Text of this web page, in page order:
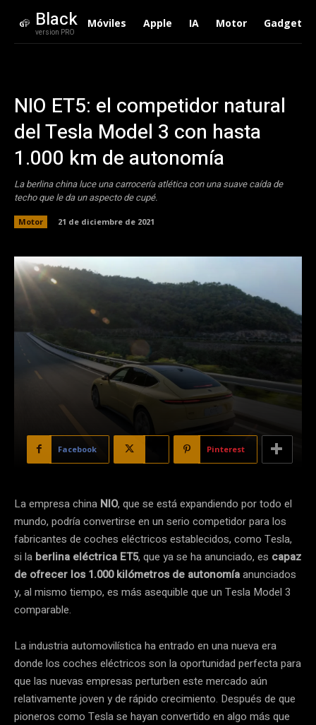
Black
version PRO
Móviles Apple IA Motor Gadgets
NIO ET5: el competidor natural
del Tesla Model 3 con hasta
1.000 km de autonomía
La berlina china luce una carrocería atlética con una suave caída de
techo que le da un aspecto de cupé.
Motor 21 de diciembre de 2021
Facebook Pinterest
La empresa china NIO, que se está expandiendo por todo el
mundo, podría convertirse en un serio competidor para los
fabricantes de coches eléctricos establecidos, como Tesla,
si la berlina eléctrica ET5, que ya se ha anunciado, es capaz
de ofrecer los 1.000 kilómetros de autonomíaanunciados
y, al mismo tiempo, es más asequible que un Tesla Model 3
comparable.
La industria automovilística ha entrado en una nueva era
donde los coches eléctricos son la oportunidad perfecta para
que las nuevas empresas perturben este mercado aún
relativamente joven y de rápido crecimiento. Después de que
pioneros como Tesla se hayan convertido en algo más que